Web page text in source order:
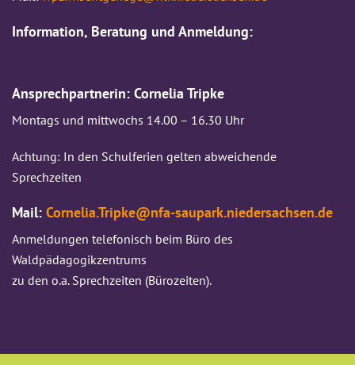
Information, Beratung und Anmeldung:
Ansprechpartnerin: Cornelia Tripke
Montags und mittwochs 14.00 – 16.30 Uhr
Achtung: In den Schulferien gelten abweichende
Sprechzeiten
Mail: Cornelia.Tripke@nfa-saupark.niedersachsen.de
Anmeldungen telefonisch beim Büro des
Waldpädagogikzentrums
zu den o.a. Sprechzeiten (Bürozeiten).